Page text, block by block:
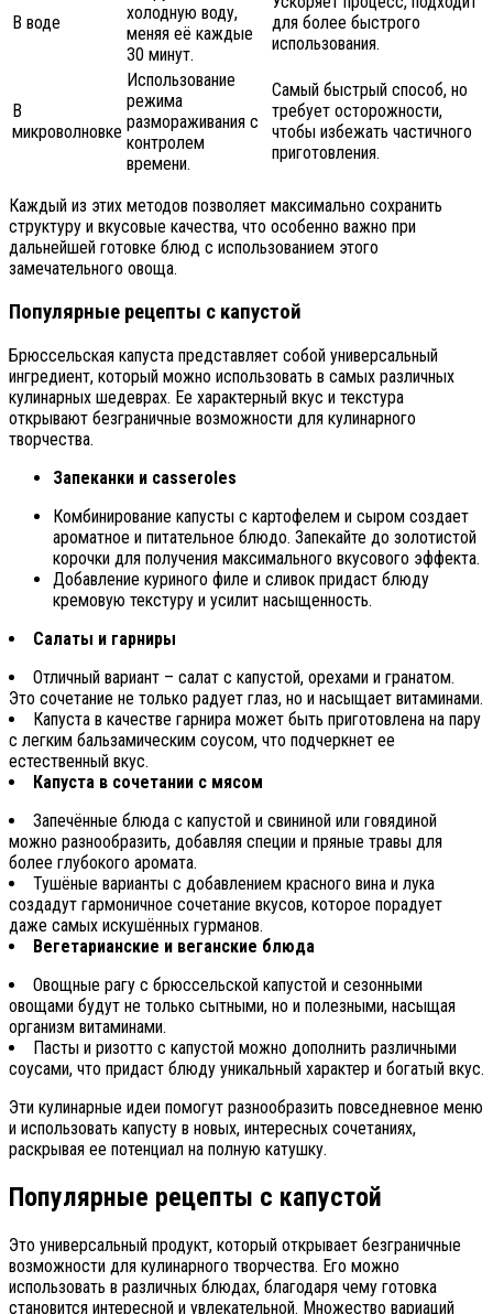
В воде
холодную воду,
меняя её каждые
30 минут.
для более быстрого
использования.
В
микроволновке
Использование
режима
размораживания с
контролем
времени.
Самый быстрый способ, но
требует осторожности,
чтобы избежать частичного
приготовления.
Каждый из этих методов позволяет максимально сохранить
структуру и вкусовые качества, что особенно важно при
дальнейшей готовке блюд с использованием этого
замечательного овоща.
Популярные рецепты с капустой
Брюссельская капуста представляет собой универсальный
ингредиент, который можно использовать в самых различных
кулинарных шедеврах. Ее характерный вкус и текстура
открывают безграничные возможности для кулинарного
творчества.
Запеканки и casseroles
Комбинирование капусты с картофелем и сыром создает
ароматное и питательное блюдо. Запекайте до золотистой
корочки для получения максимального вкусового эффекта.
Добавление куриного филе и сливок придаст блюду
кремовую текстуру и усилит насыщенность.
Салаты и гарниры
Отличный вариант – салат с капустой, орехами и гранатом.
Это сочетание не только радует глаз, но и насыщает витаминами.
Капуста в качестве гарнира может быть приготовлена на пару
с легким бальзамическим соусом, что подчеркнет ее
естественный вкус.
Капуста в сочетании с мясом
Запечённые блюда с капустой и свининой или говядиной
можно разнообразить, добавляя специи и пряные травы для
более глубокого аромата.
Тушёные варианты с добавлением красного вина и лука
создадут гармоничное сочетание вкусов, которое порадует
даже самых искушённых гурманов.
Вегетарианские и веганские блюда
Овощные рагу с брюссельской капустой и сезонными
овощами будут не только сытными, но и полезными, насыщая
организм витаминами.
Пасты и ризотто с капустой можно дополнить различными
соусами, что придаст блюду уникальный характер и богатый вкус.
Эти кулинарные идеи помогут разнообразить повседневное меню
и использовать капусту в новых, интересных сочетаниях,
раскрывая ее потенциал на полную катушку.
Популярные рецепты с капустой
Это универсальный продукт, который открывает безграничные
возможности для кулинарного творчества. Его можно
использовать в различных блюдах, благодаря чему готовка
становится интересной и увлекательной. Множество вариаций